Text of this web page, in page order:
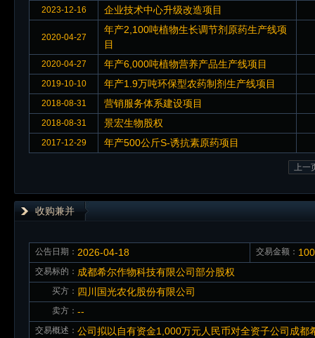
2023-12-16 企业技术中心升级改造项目
2020-04-27
年产2,100吨植物生长调节剂原药生产线项
目
2020-04-27 年产6,000吨植物营养产品生产线项目
2019-10-10 年产1.9万吨环保型农药制剂生产线项目
2018-08-31 营销服务体系建设项目
2018-08-31 景宏生物股权
2017-12-29 年产500公斤S-诱抗素原药项目
上一
收购兼并
公告日期： 2026-04-18 交易金额：
交易标的： 成都希尔作物科技有限公司部分股权
买方： 四川国光农化股份有限公司
卖方： --
交易概述： 公司拟以自有资金1,000万元人民币对全资子公司成都